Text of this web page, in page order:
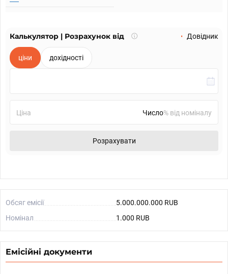
Калькулятор | Розрахунок від
Що
Довідник
ціни дохідності
Ціна % від номіналу
Розрахувати
Обсяг емісії
5.000.000.000 RUB
Номінал
1.000 RUB
Емісійні документи